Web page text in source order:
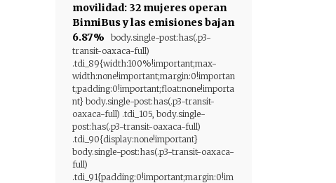
movilidad: 32 mujeres operan
BinniBus y las emisiones bajan
6.87%
body.single-post:has(.p3-
transit-oaxaca-full)
.tdi_89{width:100%!important;max-
width:none!important;margin:0!importan
t;padding:0!important;float:none!importa
nt} body.single-post:has(.p3-transit-
oaxaca-full) .tdi_105, body.single-
post:has(.p3-transit-oaxaca-full)
.tdi_90{display:none!important}
body.single-post:has(.p3-transit-oaxaca-
full)
.tdi_91{padding:0!important;margin:0!im